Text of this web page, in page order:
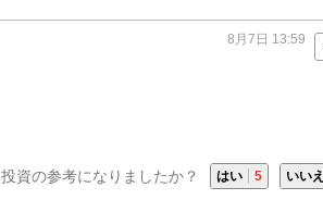
8月7日 13:59
投資の参考になりましたか？ はい 5 いいえ